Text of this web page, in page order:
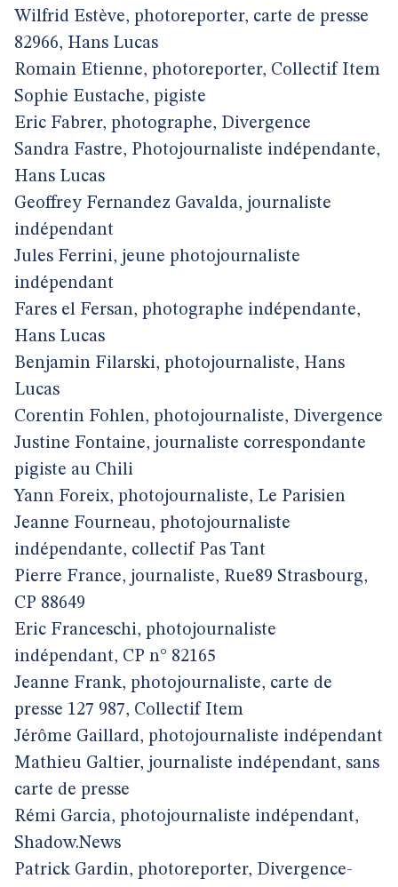
Wilfrid Estève, photoreporter, carte de presse
82966, Hans Lucas
Romain Etienne, photoreporter, Collectif Item
Sophie Eustache, pigiste
Eric Fabrer, photographe, Divergence
Sandra Fastre, Photojournaliste indépendante,
Hans Lucas
Geoffrey Fernandez Gavalda, journaliste
indépendant
Jules Ferrini, jeune photojournaliste
indépendant
Fares el Fersan, photographe indépendante,
Hans Lucas
Benjamin Filarski, photojournaliste, Hans
Lucas
Corentin Fohlen, photojournaliste, Divergence
Justine Fontaine, journaliste correspondante
pigiste au Chili
Yann Foreix, photojournaliste, Le Parisien
Jeanne Fourneau, photojournaliste
indépendante, collectif Pas Tant
Pierre France, journaliste, Rue89 Strasbourg,
CP 88649
Eric Franceschi, photojournaliste
indépendant, CP n° 82165
Jeanne Frank, photojournaliste, carte de
presse 127 987, Collectif Item
Jérôme Gaillard, photojournaliste indépendant
Mathieu Galtier, journaliste indépendant, sans
carte de presse
Rémi Garcia, photojournaliste indépendant,
Shadow.News
Patrick Gardin, photoreporter, Divergence-